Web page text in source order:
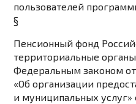
пользователей
§
Пенсионный фонд
территориальные органы
Федеральным законом
«Об организации
и муниципальных